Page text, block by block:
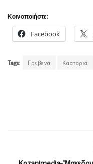
Κοινοποιήστε:
Facebook
Tags: Γρεβενά Καστοριά